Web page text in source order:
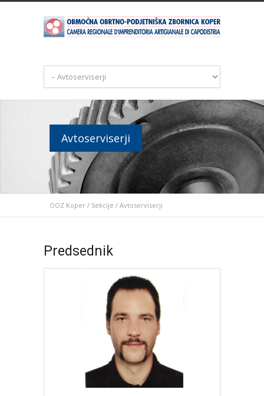
Avtoserviserji
OOZ Koper / Sekcije / Avtoserviserji
Predsednik